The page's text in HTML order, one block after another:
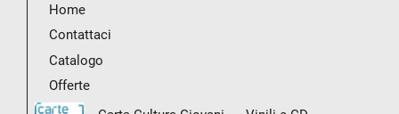
Home
Contattaci
Catalogo
Offerte